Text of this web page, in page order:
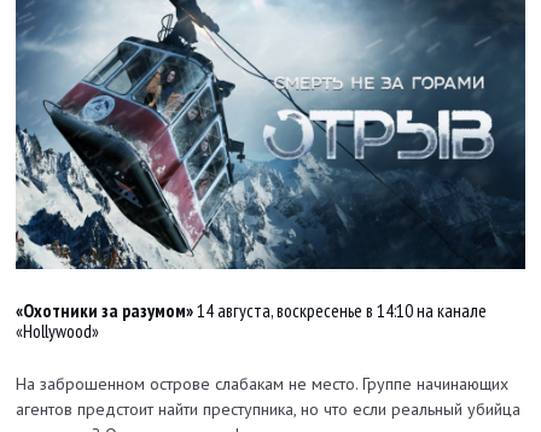
«Охотники за разумом»14 августа, воскресенье в 14:10 на канале
«Hollywood»
На заброшенном острове слабакам не место. Группе начинающих
агентов предстоит найти преступника, но что если реальный убийца